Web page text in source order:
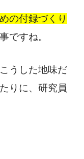
の付録づくり
ですね。
うした地味だ
りに、研究員